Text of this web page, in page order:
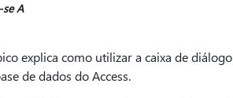
A
explica como utilizar a caixa de diálogo
de dados do Access.